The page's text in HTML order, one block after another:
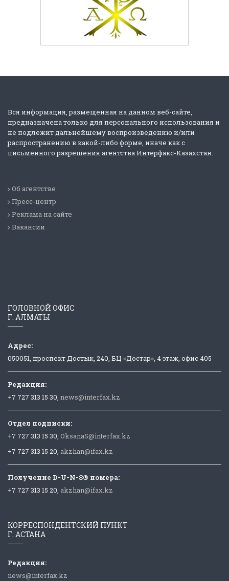
Вся информация, размещенная на данном веб-сайте,
предназначена только для персонального использования и
не подлежит дальнейшему воспроизведению и/или
распространению в какой-либо форме, иначе как с
письменного разрешения агентства Интерфакс-Казахстан.
Об агентстве
Пресс-центр
Реклама на сайте
Вакансии
ГОЛОВНОЙ ОФИС
Г. АЛМАТЫ
Адрес:
050051, проспект Достык, 240, БЦ «Достар», 4 этаж, офис 405
Редакция:
+7 727 313 15 30, news@interfax.kz
Отдел подписки:
+7 727 313 15 30, OksanaS@interfax.kz
+7 727 313 15 20, akzhan@ifax.kz
Получение D-U-N-S® номера:
+7 727 313 15 20, akzhan@ifax.kz
КОРРЕСПОНДЕНТСКИЙ ПУНКТ
Г. АСТАНА
Редакция:
news@interfax.kz